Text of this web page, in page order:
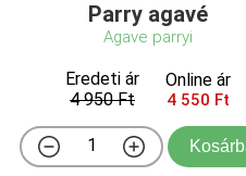
Parry agavé
Agave parryi
Eredeti ár
4 950 Ft
Online ár
4 550 Ft